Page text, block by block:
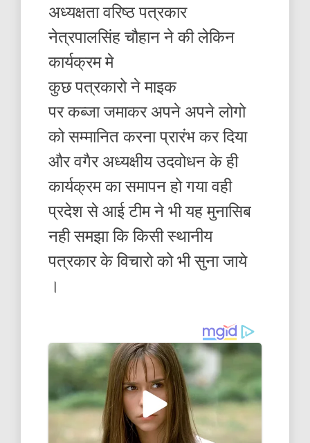
अध्यक्षता वरिष्ठ पत्रकार
नेत्रपालसिंह चौहान ने की लेकिन
कार्यक्रम मे
कुछ पत्रकारो ने माइक
पर कब्जा जमाकर अपने अपने लोगो
को सम्मानित करना प्रारंभ कर दिया
और वगैर अध्यक्षीय उदवोधन के ही
कार्यक्रम का समापन हो गया वही
प्रदेश से आई टीम ने भी यह मुनासिब
नही समझा कि किसी स्थानीय
पत्रकार के विचारो को भी सुना जाये
।